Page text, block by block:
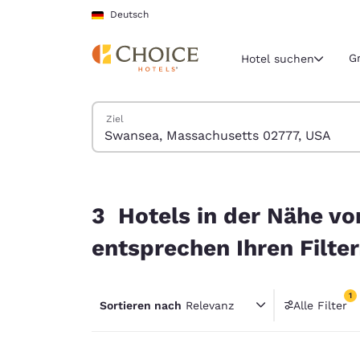
Weiter Zu Hauptinhalt
Deutsch
Aktuelle
Nord- und
United
América
Hotel suchen
Hotels suchen
Ziel
3 Hotels in der Nähe
entsprechen Ihren
Sortieren nach Relevanz Alle Filter
1
1 Filter